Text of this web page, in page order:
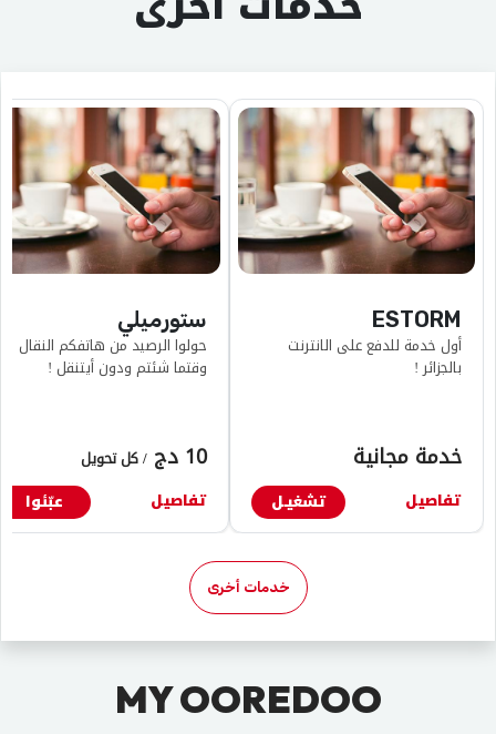
ESTORM
أول خدمة للدفع على الانترنت
بالجزائر !
خدمة مجانية
تفاصيل تشغيـل
ستورميلي
حولوا الرصيد من هاتفكم النقال
وقتما شئتم ودون أيتنقل !
10 دج
/ كل تحويل
تفاصيل
عبّئوا
خدمات أخرى
MY OOREDOO